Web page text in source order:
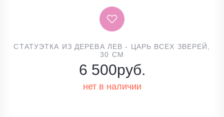
СТАТУЭТКА ИЗ ДЕРЕВА ЛЕВ - ЦАРЬ ВСЕХ ЗВЕРЕЙ,
30 СМ
6 500руб.
нет в наличии